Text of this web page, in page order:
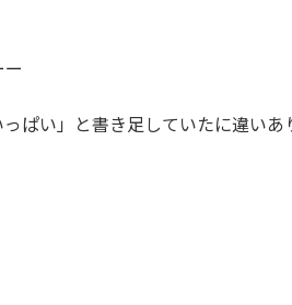
ぱい」と書き足していたに違いあ